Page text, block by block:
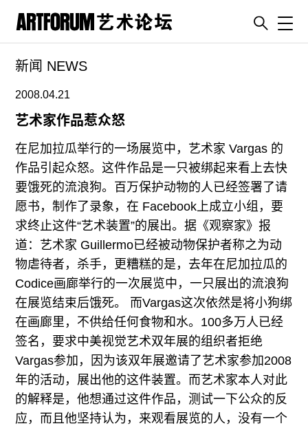
artguide
新闻
展评
杂志
专栏
视频
ENGLISH
ART & EDUCATION
广告
订阅
往期内容
联系我们
关注我们
新闻 NEWS
2008.04.21
艺术家作品惹众怒
在尼加拉瓜举行的一场展览中，艺术家 Vargas 的
作品引起众怒。这件作品是一只被绑起来看上去快
要饿死的流浪狗。百万保护动物的人已经签署了请
愿书，制作了录象，在 Facebook上成立小组，要
求终止这件“艺术装置”的展出。据《观察家》报
道：艺术家 Guillermo已经被动物保护者称之为动
物虐待者，杀手，更糟糕的是，去年在尼加拉瓜的
Codice画廊举行的一次展览中，一只展出的流浪狗
在展览结束后饿死。 而Vargas这次依然是将小狗绑
在画廊里，不供给任何食物和水。100多万人已经
签名，要求中美视觉艺术双年展的组织者拒绝
Vargas参加，因为该双年展邀请了艺术家参加2008
年的活动，展出他的这件装置。而艺术家本人对此
的解释是，他想通过这件作品，测试一下公众的反
应，而且他坚持认为，来观看展览的人，没有一个